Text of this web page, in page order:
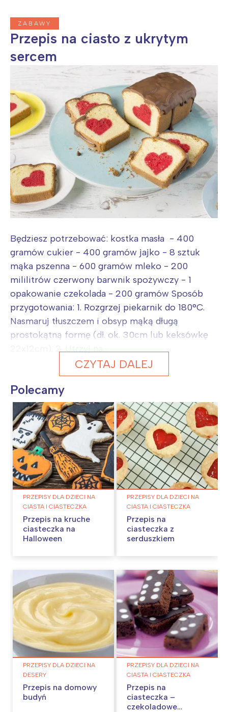
ZABAWY
Przepis na ciasto z ukrytym
sercem
Będziesz potrzebować: kostka masła - 400
gramów cukier - 400 gramów jajko - 8 sztuk
mąka pszenna - 600 gramów mleko - 200
mililitrów czerwony barwnik spożywczy - 1
opakowanie czekolada - 200 gramów Sposób
przygotowania: 1. Rozgrzej piekarnik do 180°C.
Nasmaruj tłuszczem i obsyp mąką długą
prostokątną formę (dł. ok. 30cm lub keksówkę
CZYTAJ DALEJ
Polecamy
PRZEPISY DLA DZIECI NA
CIASTA I CIASTECZKA
Przepis na kruche
ciasteczka na
Halloween
PRZEPISY DLA DZIECI NA
CIASTA I CIASTECZKA
Przepis na
ciasteczka z
serduszkiem
PRZEPISY DLA DZIECI NA
DESERY
Przepis na domowy
budyń
PRZEPISY DLA DZIECI NA
CIASTA I CIASTECZKA
Przepis na
ciasteczka –
czekoladowe